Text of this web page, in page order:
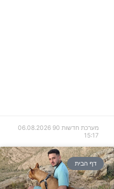
מערכת חדשות 90
06.08.2026
15:17
דף הבית